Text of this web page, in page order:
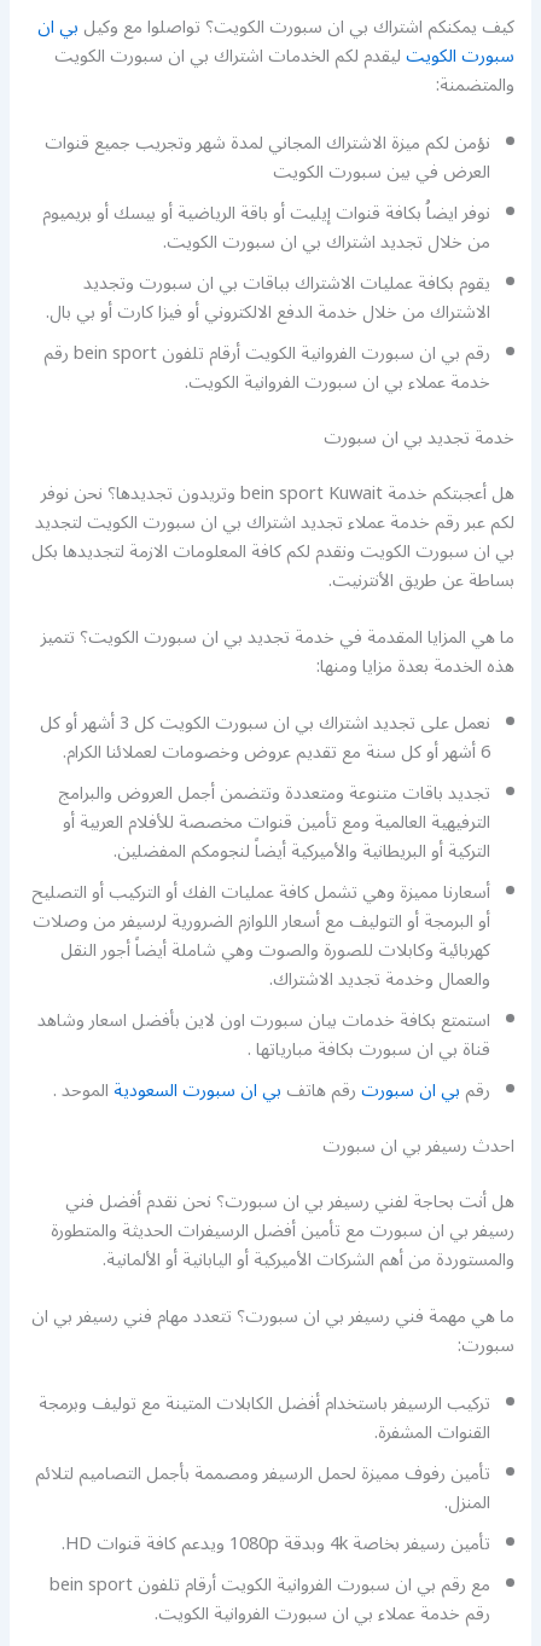
كيف يمكنكم اشتراك بي ان سبورت الكويت؟ تواصلوا مع وكيلبي ان
سبورت الكويتليقدم لكم الخدمات اشتراك بي ان سبورت الكويت
والمتضمنة:
نؤمن لكم ميزة الاشتراك المجاني لمدة شهر وتجريب جميع قنوات
العرض في بين سبورت الكويت
نوفر ايضاُ بكافة قنوات إيليت أو باقة الرياضية أو بيسك أو بريميوم
من خلال تجديد اشتراك بي ان سبورت الكويت.
يقوم بكافة عمليات الاشتراك بباقات بي ان سبورت وتجديد
الاشتراك من خلال خدمة الدفع الالكتروني أو فيزا كارت أو بي بال.
رقم بي ان سبورت الفروانية الكويت أرقام تلفون bein sport رقم
خدمة عملاء بي ان سبورت الفروانية الكويت.
خدمة تجديد بي ان سبورت
هل أعجبتكم خدمة bein sport Kuwait وتريدون تجديدها؟ نحن نوفر
لكم عبر رقم خدمة عملاء تجديد اشتراك بي ان سبورت الكويت لتجديد
بي ان سبورت الكويت ونقدم لكم كافة المعلومات الازمة لتجديدها بكل
بساطة عن طريق الأنترنيت.
ما هي المزايا المقدمة في خدمة تجديد بي ان سبورت الكويت؟ تتميز
هذه الخدمة بعدة مزايا ومنها:
نعمل على تجديد اشتراك بي ان سبورت الكويت كل 3 أشهر أو كل
6 أشهر أو كل سنة مع تقديم عروض وخصومات لعملائنا الكرام.
تجديد باقات متنوعة ومتعددة وتتضمن أجمل العروض والبرامج
الترفيهية العالمية ومع تأمين قنوات مخصصة للأفلام العربية أو
التركية أو البريطانية والأميركية أيضاً لنجومكم المفضلين.
أسعارنا مميزة وهي تشمل كافة عمليات الفك أو التركيب أو التصليح
أو البرمجة أو التوليف مع أسعار اللوازم الضرورية لرسيفر من وصلات
كهربائية وكابلات للصورة والصوت وهي شاملة أيضاً أجور النقل
والعمال وخدمة تجديد الاشتراك.
استمتع بكافة خدمات بيان سبورت اون لاين بأفضل اسعار وشاهد
قناة بي ان سبورت بكافة مبارياتها .
رقمبي ان سبورترقم هاتفبي ان سبورت السعوديةالموحد .
احدث رسيفر بي ان سبورت
هل أنت بحاجة لفني رسيفر بي ان سبورت؟ نحن نقدم أفضل فني
رسيفر بي ان سبورت مع تأمين أفضل الرسيفرات الحديثة والمتطورة
والمستوردة من أهم الشركات الأميركية أو اليابانية أو الألمانية.
ما هي مهمة فني رسيفر بي ان سبورت؟ تتعدد مهام فني رسيفر بي ان
سبورت:
تركيب الرسيفر باستخدام أفضل الكابلات المتينة مع توليف وبرمجة
القنوات المشفرة.
تأمين رفوف مميزة لحمل الرسيفر ومصممة بأجمل التصاميم لتلائم
المنزل.
تأمين رسيفر بخاصة 4k وبدقة 1080p ويدعم كافة قنوات HD.
مع رقم بي ان سبورت الفروانية الكويت أرقام تلفون bein sport
رقم خدمة عملاء بي ان سبورت الفروانية الكويت.